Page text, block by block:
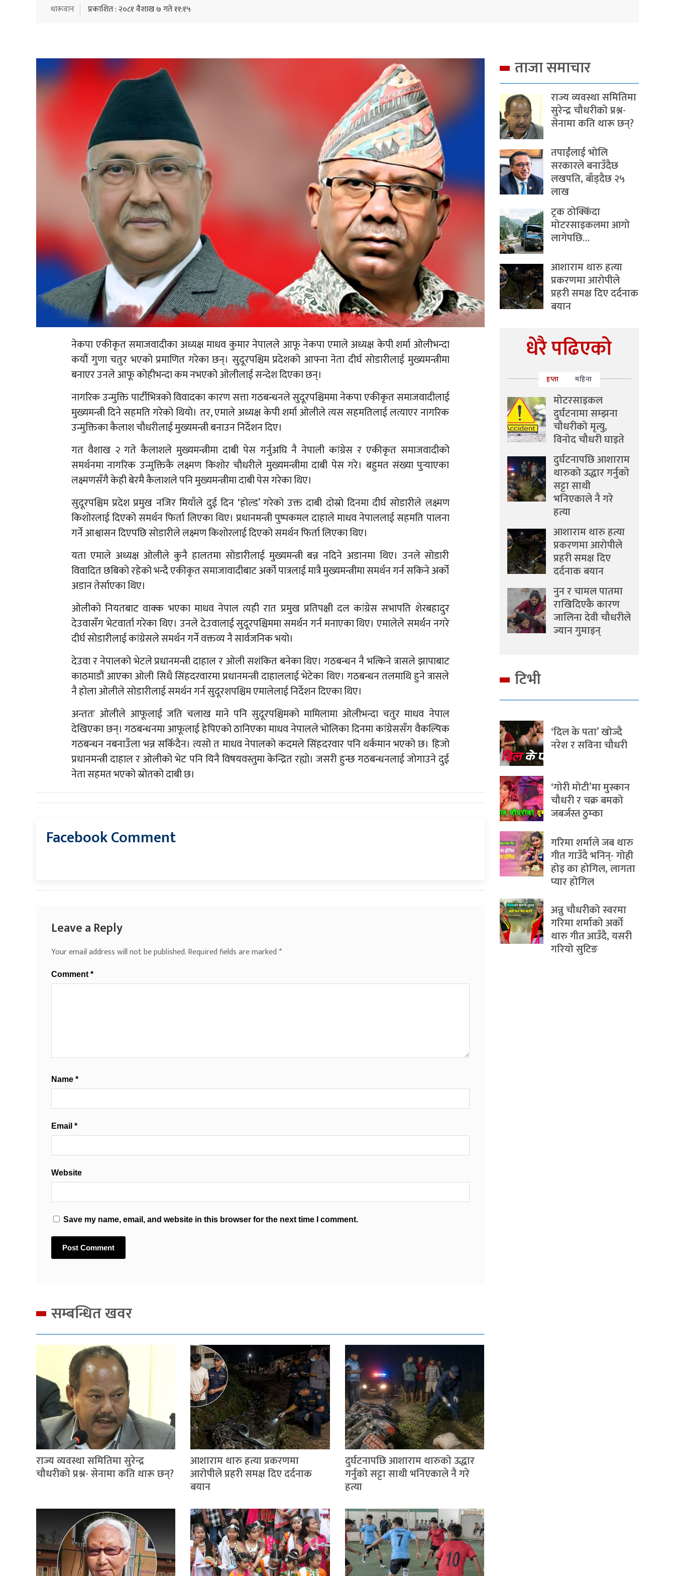
थारूवान प्रकाशित : २०८१ वैशाख ७ गते ११:१५
नेकपा एकीकृत समाजवादीका अध्यक्ष माधव कुमार नेपालले आफू नेकपा एमाले अध्यक्ष केपी शर्मा ओलीभन्दा
कयौं गुणा चतुर भएको प्रमाणित गरेका छन्। सुदूरपश्चिम प्रदेशको आफ्ना नेता दीर्घ सोडारीलाई मुख्यमन्त्रीमा
बनाएर उनले आफू कोहीभन्दा कम नभएको ओलीलाई सन्देश दिएका छन्।
नागरिक उन्मुक्ति पार्टीभित्रको विवादका कारण सत्ता गठबन्धनले सुदूरपश्चिममा नेकपा एकीकृत समाजवादीलाई
मुख्यमन्त्री दिने सहमति गरेको थियो। तर, एमाले अध्यक्ष केपी शर्मा ओलीले त्यस सहमतिलाई लत्याएर नागरिक
उन्मुक्तिका कैलाश चौधरीलाई मुख्यमन्त्री बनाउन निर्देशन दिए।
गत वैशाख २ गते कैलाशले मुख्यमन्त्रीमा दाबी पेस गर्नुअघि नै नेपाली कांग्रेस र एकीकृत समाजवादीको
समर्थनमा नागरिक उन्मुक्तिकै लक्ष्मण किशोर चौधरीले मुख्यमन्त्रीमा दाबी पेस गरे। बहुमत संख्या पुर्‍याएका
लक्ष्मणसँगै केही बेरमै कैलाशले पनि मुख्यमन्त्रीमा दाबी पेस गरेका थिए।
सुदूरपश्चिम प्रदेश प्रमुख नजिर मियाँले दुई दिन ‘होल्ड’ गरेको उक्त दाबी दोस्रो दिनमा दीर्घ सोडारीले लक्ष्मण
किशोरलाई दिएको समर्थन फिर्ता लिएका थिए। प्रधानमन्त्री पुष्पकमल दाहाले माधव नेपाललाई सहमति पालना
गर्ने आश्वासन दिएपछि सोडारीले लक्ष्मण किशोरलाई दिएको समर्थन फिर्ता लिएका थिए।
यता एमाले अध्यक्ष ओलीले कुनै हालतमा सोडारीलाई मुख्यमन्त्री बन्न नदिने अडानमा थिए। उनले सोडारी
विवादित छबिको रहेको भन्दै एकीकृत समाजावादीबाट अर्को पात्रलाई मात्रै मुख्यमन्त्रीमा समर्थन गर्न सकिने अर्को
अडान तेर्साएका थिए।
ओलीको नियतबाट वाक्क भएका माधव नेपाल त्यही रात प्रमुख प्रतिपक्षी दल कांग्रेस सभापति शेरबहादुर
देउवासँग भेटवार्ता गरेका थिए। उनले देउवालाई सुदूरपश्चिममा समर्थन गर्न मनाएका थिए। एमालेले समर्थन नगरे
दीर्घ सोडारीलाई कांग्रेसले समर्थन गर्ने वक्तव्य नै सार्वजनिक भयो।
देउवा र नेपालको भेटले प्रधानमन्त्री दाहाल र ओली सशंकित बनेका थिए। गठबन्धन नै भत्किने त्रासले झापाबाट
काठमाडौं आएका ओली सिधै सिंहदरवारमा प्रधानमन्त्री दाहाललाई भेटेका थिए। गठबन्धन तलमाथि हुने त्रासले
नै होला ओलीले सोडारीलाई समर्थन गर्न सुदूरशपश्चिम एमालेलाई निर्देशन दिएका थिए।
अन्ततः ओलीले आफूलाई जति चलाख माने पनि सुदूरपश्चिमको मामिलामा ओलीभन्दा चतुर माधव नेपाल
देखिएका छन्। गठबन्धनमा आफूलाई हेपिएको ठानिएका माधव नेपालले भोलिका दिनमा कांग्रेससँग वैकल्पिक
गठबन्धन नबनाउँला भन्न सकिँदैन। त्यसो त माधव नेपालको कदमले सिंहदरवार पनि थर्कमान भएको छ। हिजो
प्रधानमन्त्री दाहाल र ओलीको भेट पनि यिनै विषयवस्तुमा केन्द्रित रह्यो। जसरी हुन्छ गठबन्धनलाई जोगाउने दुई
नेता सहमत भएको स्रोतको दाबी छ।
Facebook Comment
Leave a Reply
Your email address will not be published.Required fields are marked*
Comment *
Name *
Email *
Website
Save my name, email, and website in this browser for the next time I comment.
सम्बन्धित खवर
राज्य व्यवस्था समितिमा सुरेन्द्र
चौधरीको प्रश्न- सेनामा कति थारू छन्?
आशाराम थारु हत्या प्रकरणमा
आरोपीले प्रहरी समक्ष दिए दर्दनाक
बयान
दुर्घटनापछि आशाराम थारुको उद्धार
गर्नुको सट्टा साथी भनिएकाले नै गरे
हत्या
ताजा समाचार
राज्य व्यवस्था समितिमा
सुरेन्द्र चौधरीको प्रश्न-
सेनामा कति थारू छन्?
तपाईंलाई भोलि
सरकारले बनाउँदैछ
लखपति, बाँड्दैछ २५
लाख
ट्रक ठोक्किँदा
मोटरसाइकलमा आगो
लागेपछि…
आशाराम थारु हत्या
प्रकरणमा आरोपीले
प्रहरी समक्ष दिए दर्दनाक
बयान
धेरै पढिएको
हप्ता महिना
मोटरसाइकल
दुर्घटनामा सम्झना
चौधरीको मृत्यु,
विनोद चौधरी घाइते
दुर्घटनापछि आशाराम
थारुको उद्धार गर्नुको
सट्टा साथी
भनिएकाले नै गरे
हत्या
आशाराम थारु हत्या
प्रकरणमा आरोपीले
प्रहरी समक्ष दिए
दर्दनाक बयान
नुन र चामल पातमा
राखिदिएकै कारण
जालिना देवी चौधरीले
ज्यान गुमाइन्
टिभी
‘दिल के पता’ खोज्दै
नरेश र सविना चौधरी
‘गोरी मोटी’मा मुस्कान
चौधरी र चक्र बमको
जबर्जस्त ठुम्का
गरिमा शर्माले जब थारु
गीत गाउँदै भनिन्- गोही
होइ का होगिल, लागता
प्यार होगिल
अन्नु चौधरीको स्वरमा
गरिमा शर्माको अर्को
थारु गीत आउँदै, यसरी
गरियो सुटिङ